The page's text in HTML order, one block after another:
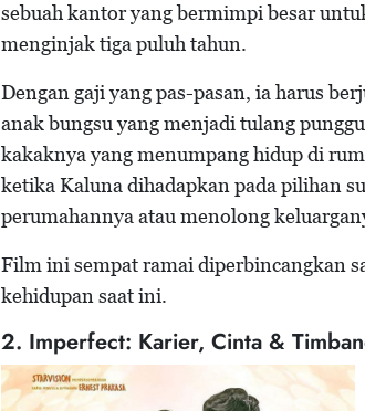
sebuah kantor yang bermimpi besar
menginjak tiga puluh tahun.
Dengan gaji yang pas-pasan, ia harus
anak bungsu yang menjadi tulang
kakaknya yang menumpang hidup di
ketika Kaluna dihadapkan pada pilihan
perumahannya atau menolong
Film ini sempat ramai diperbincangkan
kehidupan saat ini.
2. Imperfect: Karier, Cinta &